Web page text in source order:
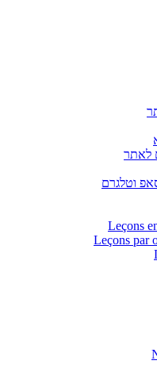
לאתר
וטלגרם
Leçons
Leçons par